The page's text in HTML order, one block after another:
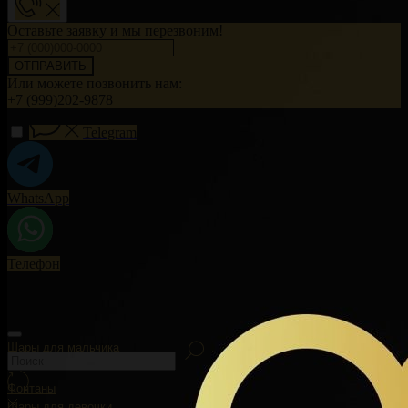
Шары для мальчика
Фонтаны
Оставьте заявку и мы перезвоним!
ОТПРАВИТЬ
Или можете позвонить нам:
+7 (999)202-9878
Telegram
WhatsApp
Телефон